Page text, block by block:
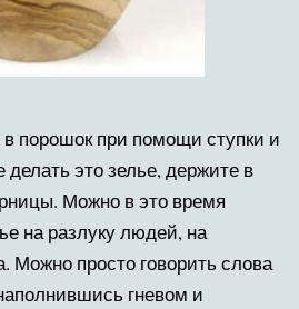
порошок при помощи ступки и
делать это зелье, держите в
Можно в это время
на разлуку людей, на
Можно просто говорить слова
гневом и